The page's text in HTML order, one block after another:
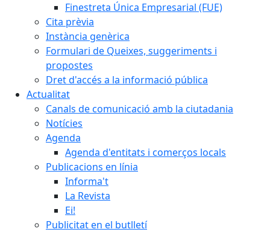
Finestreta Única Empresarial (FUE)
Cita prèvia
Instància genèrica
Formulari de Queixes, suggeriments i
propostes
Dret d'accés a la informació pública
Actualitat
Canals de comunicació amb la ciutadania
Notícies
Agenda
Agenda d'entitats i comerços locals
Publicacions en línia
Informa't
La Revista
Ei!
Publicitat en el butlletí